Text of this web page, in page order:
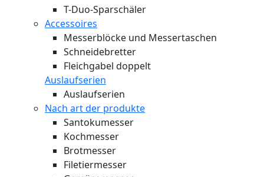
T-Duo-Sparschäler
Accessoires
Messerblöcke und Messertaschen
Schneidebretter
Fleichgabel doppelt
Auslaufserien
Auslaufserien
Nach art der produkte
Santokumesser
Kochmesser
Brotmesser
Filetiermesser